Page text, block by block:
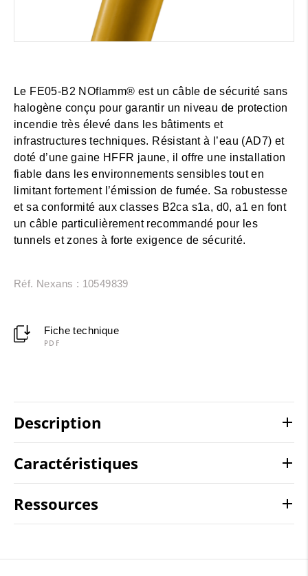
Le FE05-B2 NOflamm® est un câble de sécurité sans
halogène conçu pour garantir un niveau de protection
incendie très élevé dans les bâtiments et
infrastructures techniques. Résistant à l’eau (AD7) et
doté d’une gaine HFFR jaune, il offre une installation
fiable dans les environnements sensibles tout en
limitant fortement l’émission de fumée. Sa robustesse
et sa conformité aux classes B2ca s1a, d0, a1 en font
un câble particulièrement recommandé pour les
tunnels et zones à forte exigence de sécurité.
Réf. Nexans : 10549839
Fiche technique
PDF
Description
Caractéristiques
Ressources